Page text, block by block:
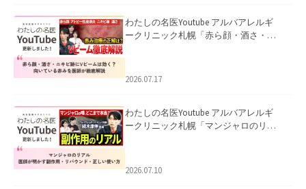
わたしの名医Youtube アルバアレルギ
ークリニック札幌「赤ら顔・酒さ・ニ
した。
2026.07.17
わたしの名医Youtube アルバアレルギ
ークリニック札幌「マンジャロのリア
た。
2026.07.10